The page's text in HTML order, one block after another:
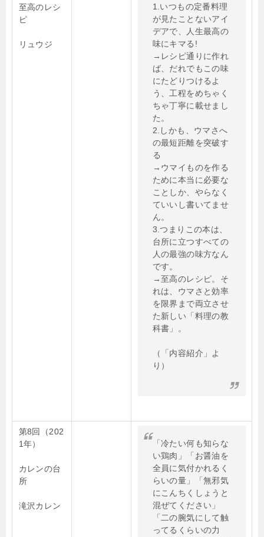
至高のレシ
ピ
リュウジ
1.いつもの定番料理
が見たことないアイ
デアで、人生最高の
味にキマる!
→レシピ通りに作れ
ば、だれでもこの味
にたどりつけるよ
う、工程をめちゃく
ちゃ丁寧に載せまし
た。
2.しかも、ウマさへ
の最短距離を突破す
る
→ウマイものを作る
ために本当に必要な
ことしか、やらなく
ていいし書いてませ
ん。
3.つまりこの本は、
台所に立つすべての
人の最強の味方なん
です。
→至高のレシピ。そ
れは、ウマさと効率
を限界まで両立させ
た新しい「料理の教
科書」。
（「内容紹介」よ
り）
第8回（202
1年）
カレンの台
所
滝沢カレン
「冷たい何も知らな
い鶏肉」「お醤油を
全員に気付かれるく
らいの量」「無邪気
にこんちくしょうと
混ぜてください」
「二の腕気にして触
ってるくらいの力